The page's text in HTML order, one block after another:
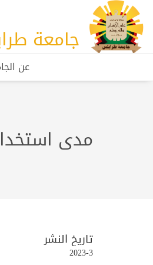
جامعة
عن
مدى
تاريخ النشر
2023-3